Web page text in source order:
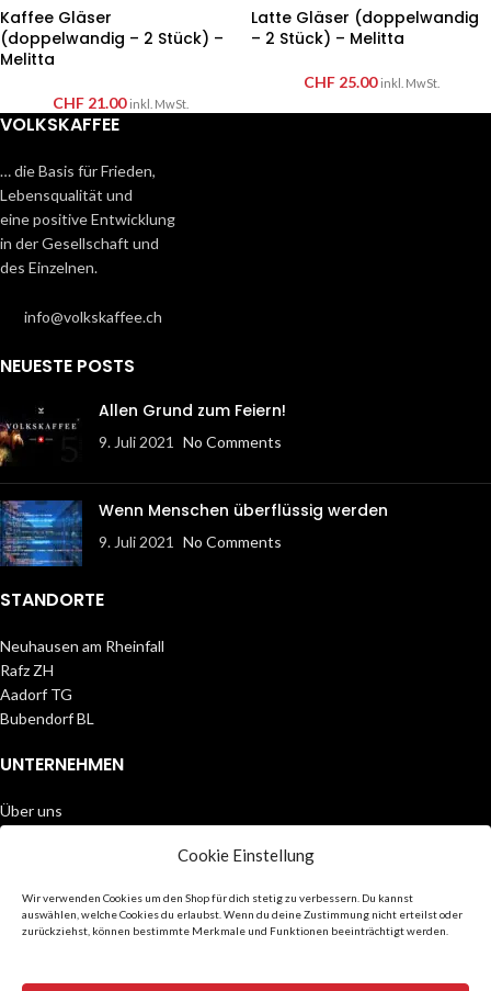
Cookie Einstellung
Wir verwenden Cookies um den Shop für dich stetig zu verbessern. Du kannst
auswählen, welche Cookies du erlaubst. Wenn du deine Zustimmung nicht erteilst oder
zurückziehst, können bestimmte Merkmale und Funktionen beeinträchtigt werden.
Kaffee Gläser
(doppelwandig – 2 Stück) –
Melitta
CHF21.00 inkl. MwSt.
Latte Gläser (doppelwandig
– 2 Stück) – Melitta
CHF25.00 inkl. MwSt.
VOLKSKAFFEE
… die Basis für Frieden,
Lebensqualität und
eine positive Entwicklung
in der Gesellschaft und
des Einzelnen.
info@volkskaffee.ch
NEUESTE POSTS
Allen Grund zum Feiern!
9. Juli 2021 No Comments
Wenn Menschen überflüssig werden
9. Juli 2021 No Comments
STANDORTE
Neuhausen am Rheinfall
Rafz ZH
Aadorf TG
Bubendorf BL
UNTERNEHMEN
Über uns
Partner
Impressum